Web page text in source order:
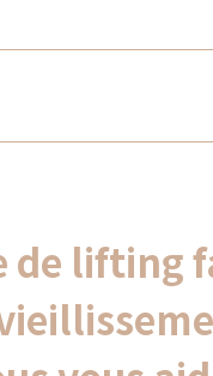
de lifting